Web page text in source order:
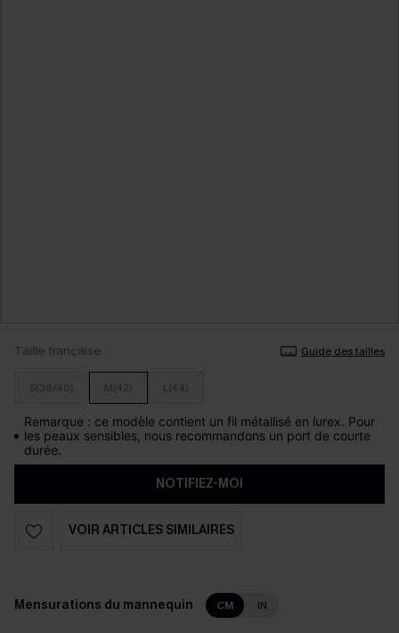
Taille française Guide des tailles
S(38/40) M(42) L(44)
Remarque : ce modèle contient un fil métallisé en lurex. Pour
les peaux sensibles, nous recommandons un port de courte
durée.
NOTIFIEZ-MOI
VOIR ARTICLES SIMILAIRES
Mensurations du mannequin CM IN